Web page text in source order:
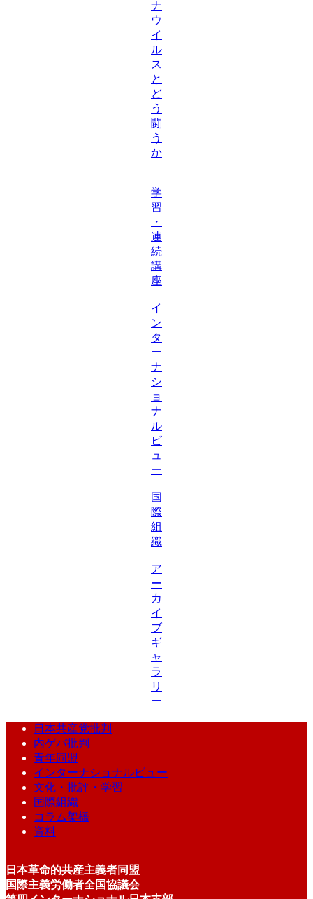
ナ
ウ
イ
ル
ス
と
ど
う
闘
う
か
学
習
・
連
続
講
座
イ
ン
タ
ー
ナ
シ
ョ
ナ
ル
ビ
ュ
ー
国
際
組
織
ア
ー
カ
イ
ブ
ギ
ャ
ラ
リ
ー
日本共産党批判
内ゲバ批判
青年同盟
インターナショナルビュー
文化・批評・学習
国際組織
コラム架橋
資料
日本革命的共産主義者同盟
国際主義労働者全国協議会